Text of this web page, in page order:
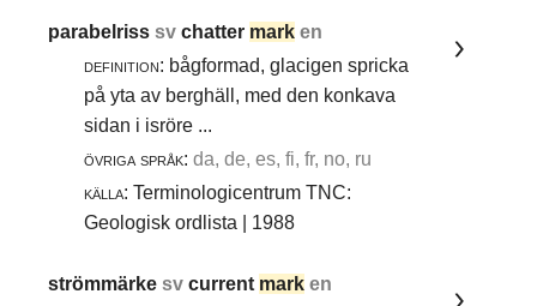
parabelrisssvchatter mark en
definition: bågformad, glacigen spricka
på yta av berghäll, med den konkava
sidan i isröre ...
övriga språk: da, de, es, fi, fr, no, ru
källa: Terminologicentrum TNC:
Geologisk ordlista | 1988
strömmärkesvcurrent mark en